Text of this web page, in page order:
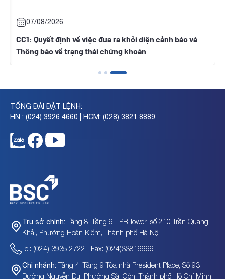
07/08/2026
CC1: Quyết định về việc đưa ra khỏi diện cảnh báo và
Thông báo về trạng thái chứng khoán
TỔNG ĐÀI ĐẶT LỆNH:
HN : (024) 3926 4660 | HCM: (028) 3821 8889
Trụ sở chính: Tầng 8, Tầng 9 LPB Tower, số 210 Trần Quang
Khải, Phường Hoàn Kiếm, Thành phố Hà Nội
Tel: (024) 3935 2722 | Fax: (024)33816699
Chi nhánh: Tầng 4, Tầng 9 Tòa nhà President Place, Số 93
Đường Nguyễn Du, Phường Sài Gòn, Thành phố Hồ Chí Minh